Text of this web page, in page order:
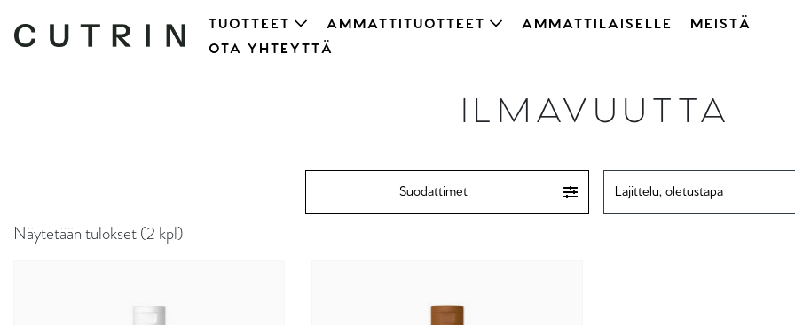
TUOTTEET AMMATTITUOTTEET AMMATTILAISELLE
MEISTÄ
OTA YHTEYTTÄ
ILMAVUUTTA
Suodattimet
Näytetään tulokset (2 kpl)